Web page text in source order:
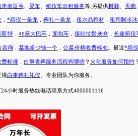
患者返乡 灵车 殡仪车出租服务等 ,另提供树葬 天葬
， *殡仪一条龙 ， 葬礼一条龙 ， 租水晶棺材 ， 租用制冷
斯特， 45座大巴车， 面包车 ，接站拉骨灰盒 ， 长途殡仪
咨询 ， 墓地多少钱一个 ，公墓价格收费标准。最近*殡
费标准 ， 白事丧葬服务流程有哪些 ？ 火化服务如何预约 ？
规白事葬礼礼仪 、专业团队为你服务。
24小时服务热线电话联系方式4000001116